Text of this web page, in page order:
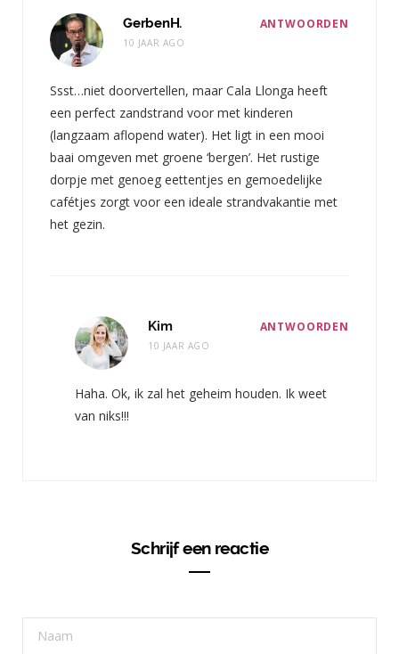
GerbenH.
10 JAAR AGO
ANTWOORDEN
Ssst…niet doorvertellen, maar Cala Llonga heeft
een perfect zandstrand voor met kinderen
(langzaam aflopend water). Het ligt in een mooi
baai omgeven met groene ‘bergen’. Het rustige
dorpje met genoeg eettentjes en gemoedelijke
cafétjes zorgt voor een ideale strandvakantie met
het gezin.
Kim
10 JAAR AGO
ANTWOORDEN
Haha. Ok, ik zal het geheim houden. Ik weet
van niks!!!
Schrijf een reactie